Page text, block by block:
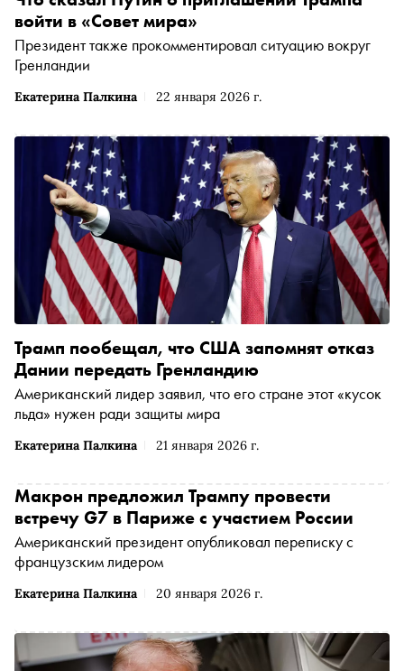
Екатерина Палкина 22 января 2026 г.
войти в «Совет мира»
Президент также прокомментировал ситуацию вокруг
Гренландии
Екатерина Палкина 21 января 2026 г.
Трамп пообещал, что США запомнят отказ
Дании передать Гренландию
Американский лидер заявил, что его стране этот «кусок
льда» нужен ради защиты мира
Екатерина Палкина 20 января 2026 г.
Макрон предложил Трампу провести
встречу G7 в Париже с участием России
Американский президент опубликовал переписку с
французским лидером